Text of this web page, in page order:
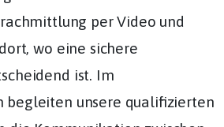
per Video und
wo eine sichere
ist. Im
begleiten unsere qualifizierten